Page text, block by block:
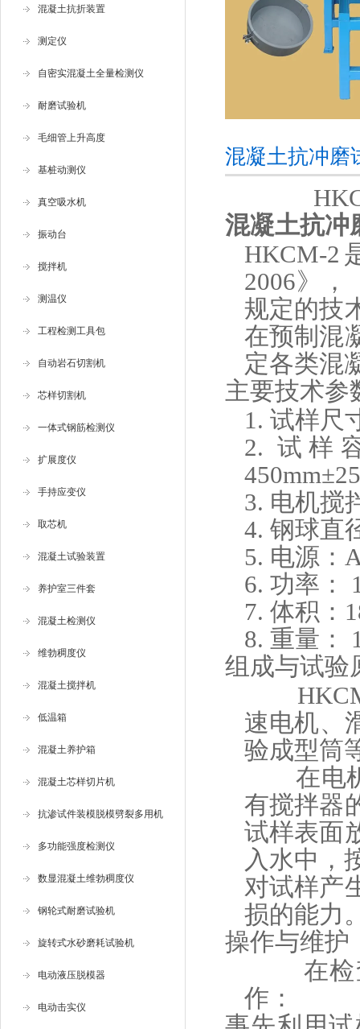
混凝土抗折装置
测定仪
自密实混凝土全量检测仪
耐磨试验机
毛细管上升高度
基桩动测仪
真空吸水机
振动台
搅拌机
测温仪
工程检测工具包
自动岩石切割机
芯样切割机
一体式钢筋检测仪
扩展度仪
手持应变仪
取芯机
混凝土试验装置
养护室三件套
混凝土检测仪
维勃稠度仪
混凝土搅拌机
低温箱
混凝土养护箱
混凝土芯样切片机
抗渗试件装模脱模劈裂多用机
多功能强度检测仪
数显混凝土维勃稠度仪
钢轮式耐磨试验机
旋转式水砂磨耗试验机
电动液压脱模器
电动击实仪
混凝土抗冲磨
混凝土抗冲
HKCM-2
2006》，
规定的技
在预制混
定各类混
主要技术参
1. 试样尺
2. 试样
3. 电机搅
4. 钢球直
5. 电源：
6. 功率：
7. 体积：
8. 重量：
组成与试验
速电机、
验成型筒
在电
有搅拌器
试样表面
入水中，
对试样产
损的能力
操作与维护
在
作：